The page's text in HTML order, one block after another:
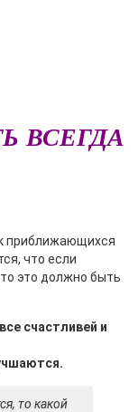
ВСЕГДА
приближающихся
что если
это должно быть
счастливей и
то какой